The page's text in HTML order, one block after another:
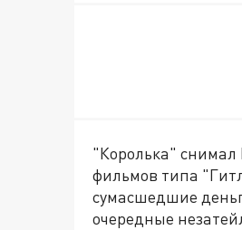
"Королька" снимал
фильмов типа
сумасшедшие
очередные